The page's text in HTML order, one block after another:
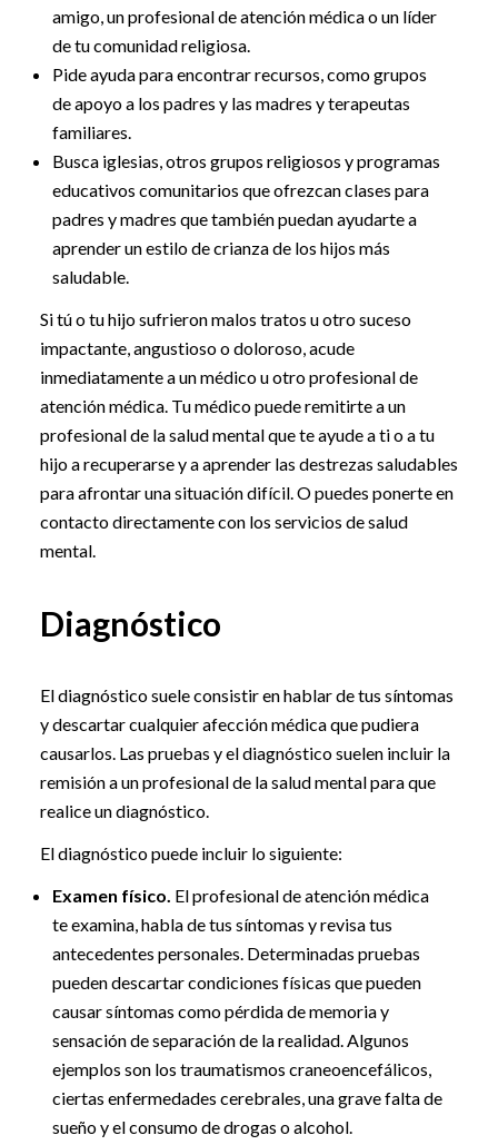
amigo, un profesional de atención médica o un líder
de tu comunidad religiosa.
Pide ayuda para encontrar recursos, como grupos
de apoyo a los padres y las madres y terapeutas
familiares.
Busca iglesias, otros grupos religiosos y programas
educativos comunitarios que ofrezcan clases para
padres y madres que también puedan ayudarte a
aprender un estilo de crianza de los hijos más
saludable.
Si tú o tu hijo sufrieron malos tratos u otro suceso
impactante, angustioso o doloroso, acude
inmediatamente a un médico u otro profesional de
atención médica. Tu médico puede remitirte a un
profesional de la salud mental que te ayude a ti o a tu
hijo a recuperarse y a aprender las destrezas saludables
para afrontar una situación difícil. O puedes ponerte en
contacto directamente con los servicios de salud
mental.
Diagnóstico
El diagnóstico suele consistir en hablar de tus síntomas
y descartar cualquier afección médica que pudiera
causarlos. Las pruebas y el diagnóstico suelen incluir la
remisión a un profesional de la salud mental para que
realice un diagnóstico.
El diagnóstico puede incluir lo siguiente:
Examen físico. El profesional de atención médica
te examina, habla de tus síntomas y revisa tus
antecedentes personales. Determinadas pruebas
pueden descartar condiciones físicas que pueden
causar síntomas como pérdida de memoria y
sensación de separación de la realidad. Algunos
ejemplos son los traumatismos craneoencefálicos,
ciertas enfermedades cerebrales, una grave falta de
sueño y el consumo de drogas o alcohol.